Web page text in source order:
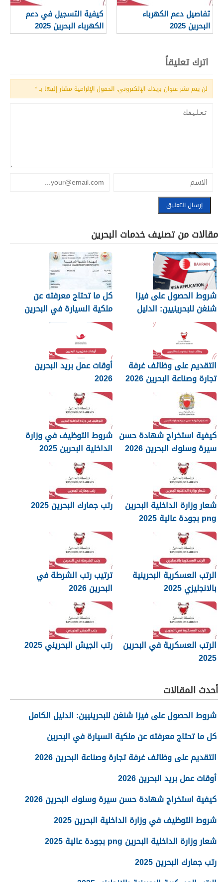
تفاصيل دعم الكهرباء
البحرين 2025
كيفية التسجيل في دعم
الكهرباء البحرين 2025
اترك تعليقاً
لن يتم نشر عنوان بريدك الإلكتروني. الحقول الإلزامية مشار إليها بـ*
مقالات من تصنيف خدمات البحرين
شروط الحصول على فيزا
شنغن للبحرينيين: الدليل
الكامل
كل ما تحتاج معرفته عن
ملكية السيارة في البحرين
التقديم على وظائف غرفة
تجارة وصناعة البحرين 2026
أوقات عمل بريد البحرين
2026
كيفية استخراج شهادة حسن
سيرة وسلوك البحرين 2026
شروط التوظيف في وزارة
الداخلية البحرين 2025
شعار وزارة الداخلية البحرين
png بجودة عالية 2025
رتب جمارك البحرين 2025
الرتب العسكرية البحرينية
بالانجليزي 2025
ترتيب رتب الشرطة في
البحرين 2026
الرتب العسكرية في البحرين
2025
رتب الجيش البحريني 2025
أحدث المقالات
شروط الحصول على فيزا شنغن للبحرينيين: الدليل الكامل
كل ما تحتاج معرفته عن ملكية السيارة في البحرين
التقديم على وظائف غرفة تجارة وصناعة البحرين 2026
أوقات عمل بريد البحرين 2026
كيفية استخراج شهادة حسن سيرة وسلوك البحرين 2026
شروط التوظيف في وزارة الداخلية البحرين 2025
شعار وزارة الداخلية البحرين png بجودة عالية 2025
رتب جمارك البحرين 2025